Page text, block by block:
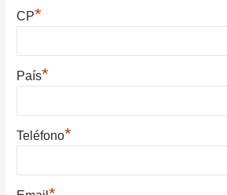
CP*
País*
Teléfono*